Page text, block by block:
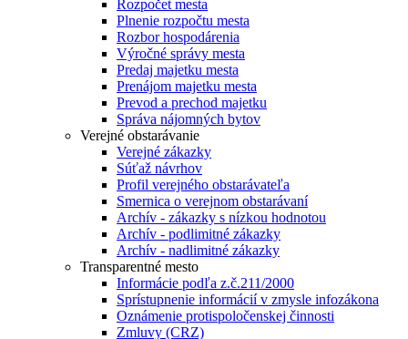
Rozpočet mesta
Plnenie rozpočtu mesta
Rozbor hospodárenia
Výročné správy mesta
Predaj majetku mesta
Prenájom majetku mesta
Prevod a prechod majetku
Správa nájomných bytov
Verejné obstarávanie
Verejné zákazky
Súťaž návrhov
Profil verejného obstarávateľa
Smernica o verejnom obstarávaní
Archív - zákazky s nízkou hodnotou
Archív - podlimitné zákazky
Archív - nadlimitné zákazky
Transparentné mesto
Informácie podľa z.č.211/2000
Sprístupnenie informácií v zmysle infozákona
Oznámenie protispoločenskej činnosti
Zmluvy (CRZ)